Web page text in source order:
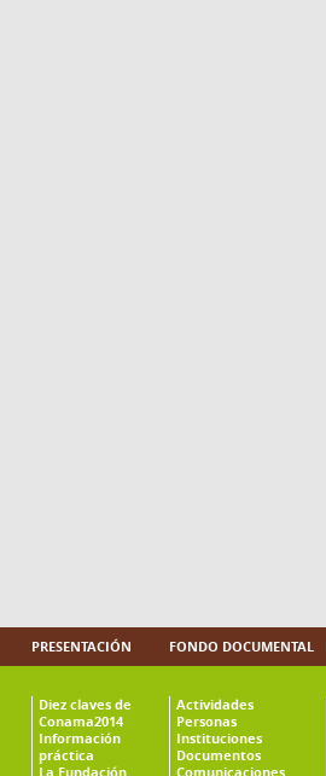
PRESENTACIÓN
Diez claves de
Conama2014
Información
práctica
La Fundación
FONDO DOCUMENTAL
Actividades
Personas
Instituciones
Documentos
Comunicaciones